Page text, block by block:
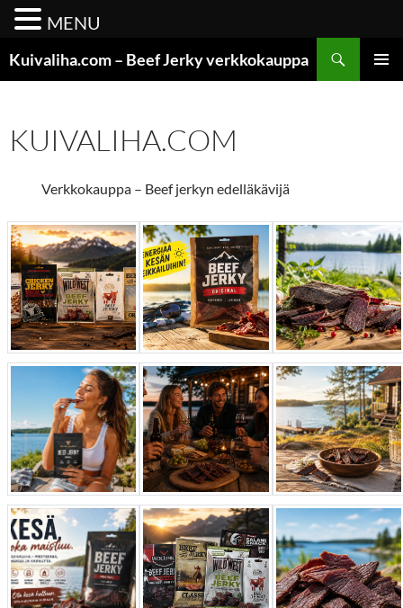
sisältöön
Kuivaliha.com – Beef Jerky verkkokauppa
KUIVALIHA.COM
Verkkokauppa – Beef jerkyn edelläkävijä
MENU